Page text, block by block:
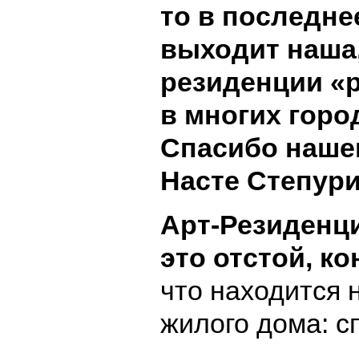
то в
выходит
резиденции «
в многих
Спасибо
Насте
Арт-
это отстой,
что находится
жилого дома: